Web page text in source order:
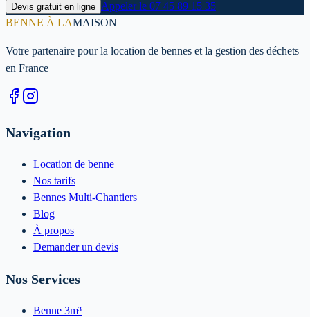
Devis gratuit en ligne Appeler le 07 45 89 15 35
BENNE À LAMAISON
Votre partenaire pour la location de bennes et la gestion des déchets
en France
Navigation
Location de benne
Nos tarifs
Bennes Multi-Chantiers
Blog
À propos
Demander un devis
Nos Services
Benne 3m³